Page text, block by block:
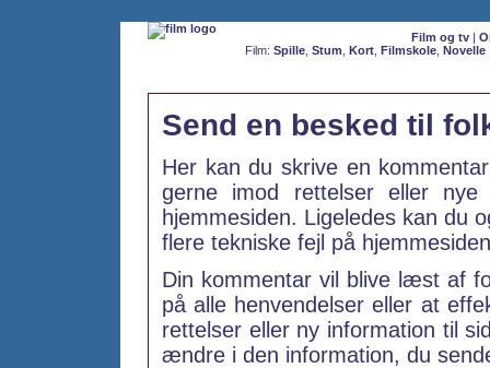
Film og tv|
Film: Spille, Stum Kort, Filmskole, Novelle
Send en besked til
Her kan du skrive en
gerne imod rettelser eller
hjemmesiden. Ligeledes kan du
flere tekniske fejl på
Din kommentar vil blive læst af
på alle henvendelser eller at
rettelser eller ny information til
ændre i den information, du